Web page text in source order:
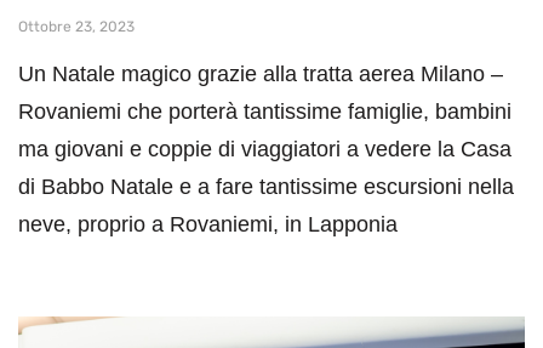
Ottobre 23, 2023
Un Natale magico grazie alla tratta aerea Milano –
Rovaniemi che porterà tantissime famiglie, bambini
ma giovani e coppie di viaggiatori a vedere la Casa
di Babbo Natale e a fare tantissime escursioni nella
neve, proprio a Rovaniemi, in Lapponia